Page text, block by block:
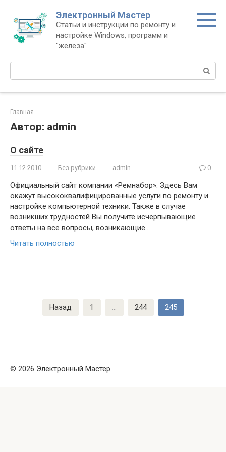
контенту
Электронный Мастер
Статьи и инструкции по ремонту и
настройке Windows, программ и
"железа"
Поиск:
Главная
Автор: admin
О сайте
11.12.2010 Без рубрики admin 0
Официальный сайт компании «Ремнабор». Здесь Вам
окажут высококвалифицированные услуги по ремонту и
настройке компьютерной техники. Также в случае
возникших трудностей Вы получите исчерпывающие
ответы на все вопросы, возникающие…
Читать полностью
Назад 1 … 244 245
© 2026 Электронный Мастер